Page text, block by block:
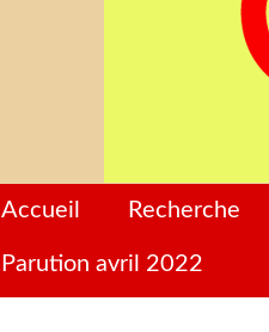
Accueil Recherche
Parution avril 2022